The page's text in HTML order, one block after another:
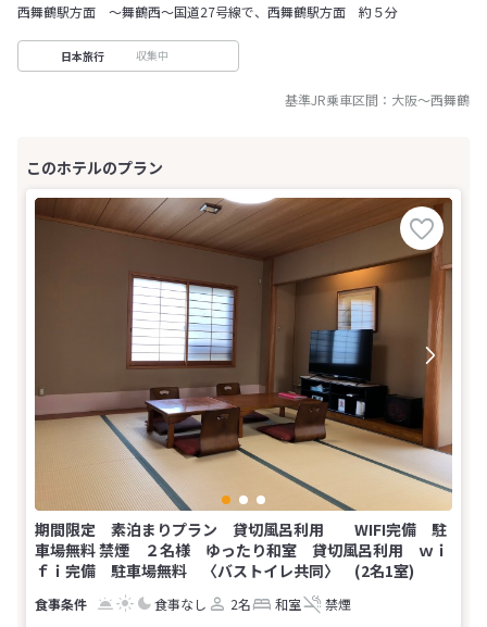
西舞鶴駅方面 ～舞鶴西～国道27号線で、西舞鶴駅方面 約５分
日本旅行 収集中
基準JR乗車区間： 大阪～西舞鶴
期間限定 素泊まりプラン 貸切風呂利用 WIFI完備 駐
車場無料 禁煙 ２名様 ゆったり和室 貸切風呂利用 ｗｉ
ｆｉ完備 駐車場無料 〈バストイレ共同〉 (2名1室)
食事なし 2名 和室 禁煙